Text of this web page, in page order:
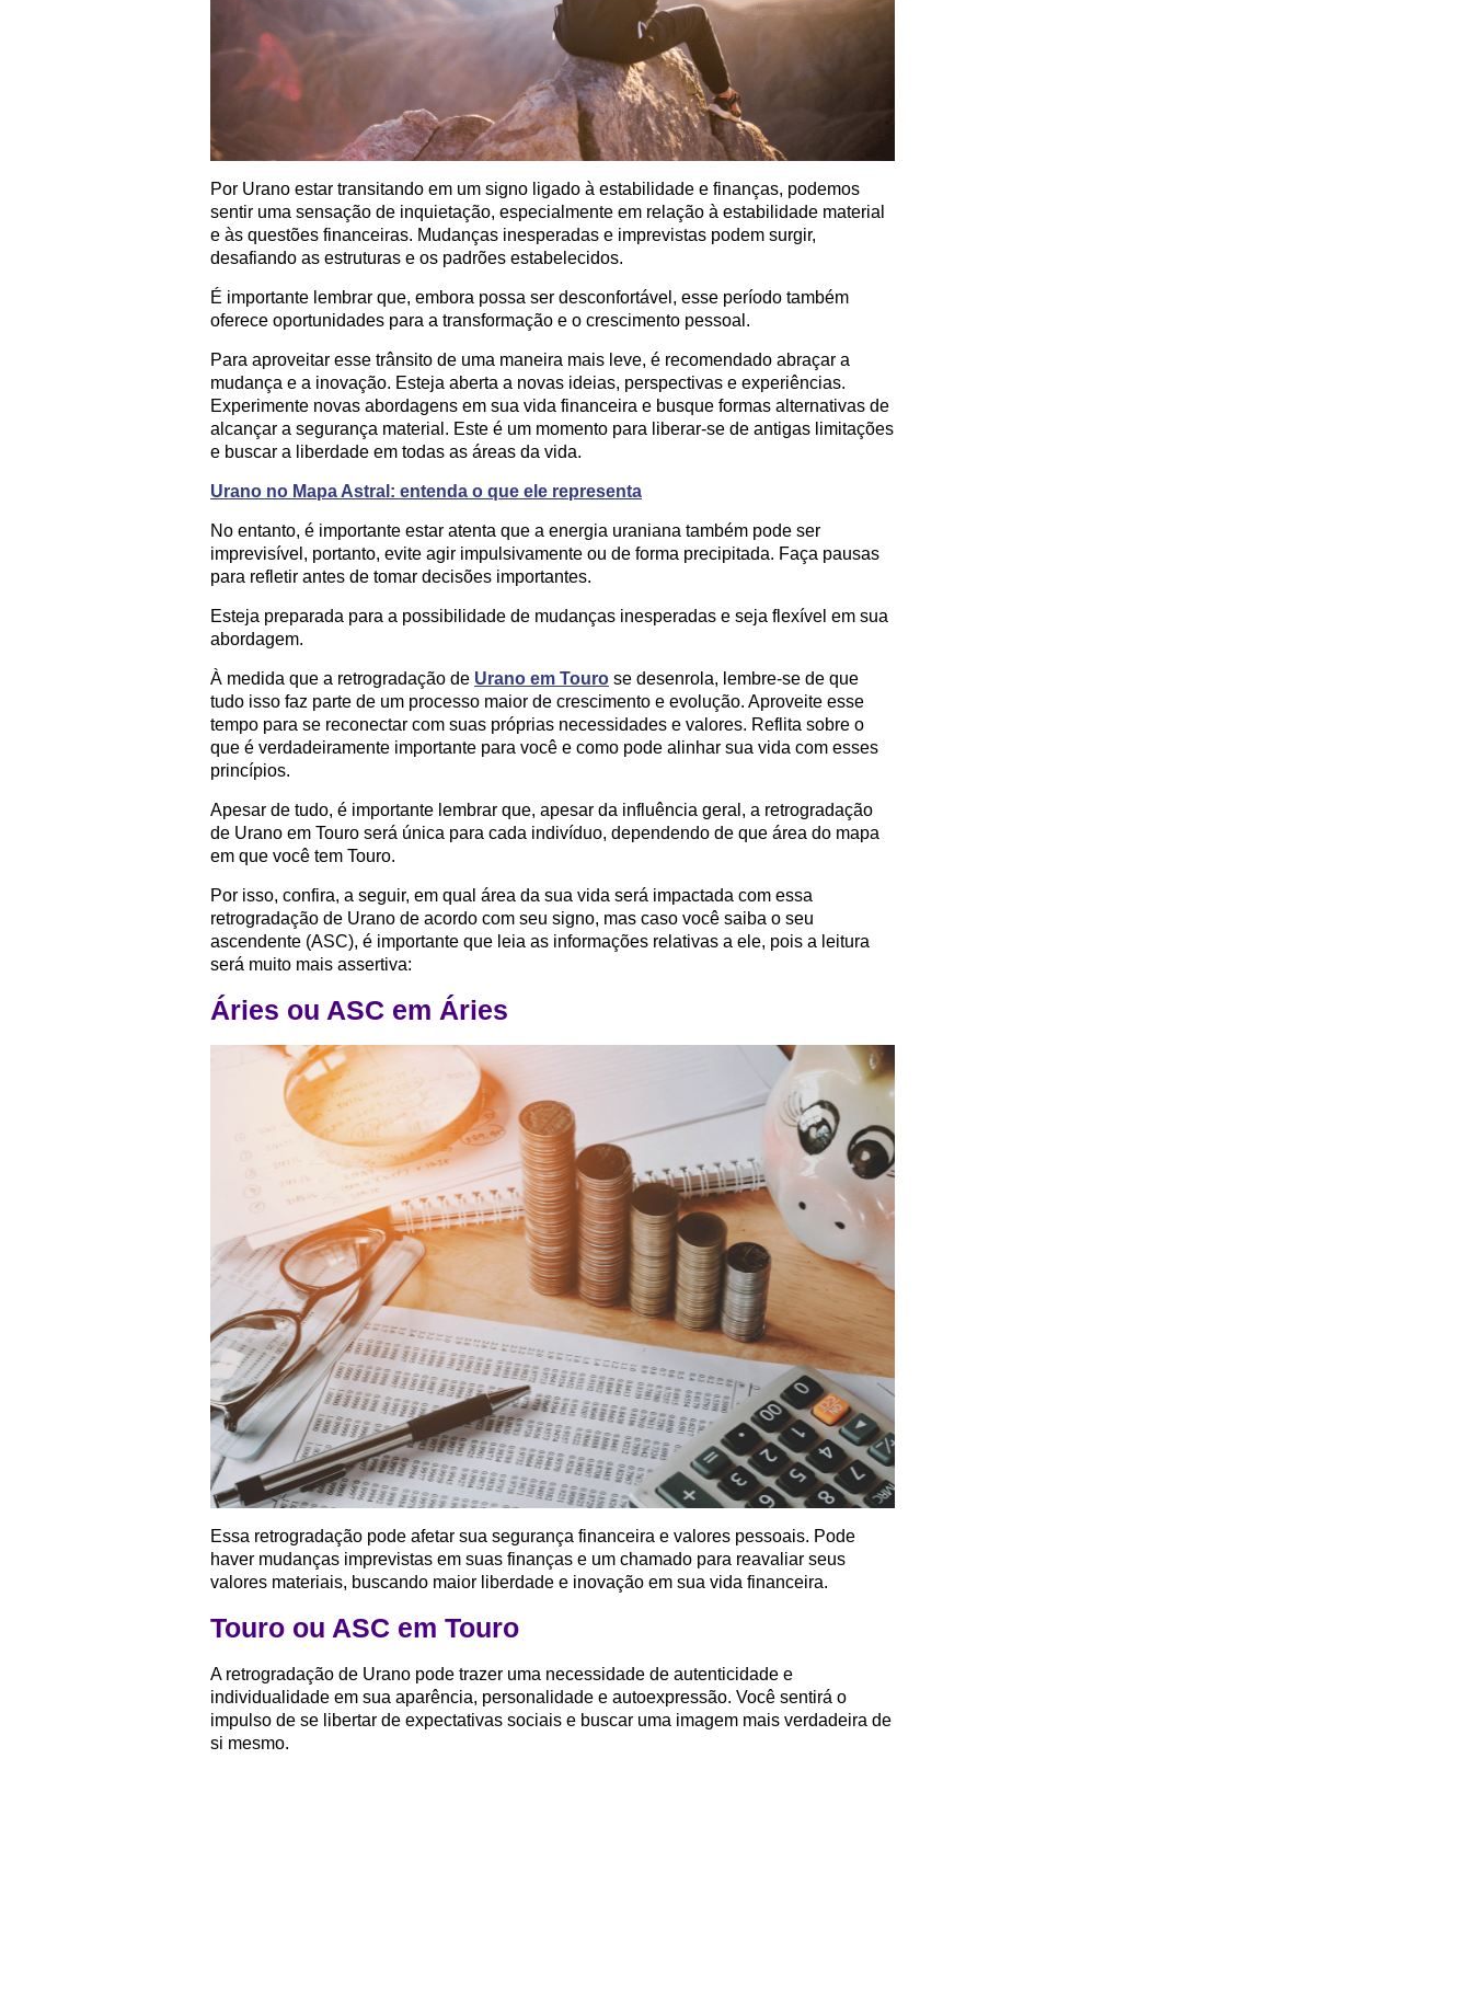
Por Urano estar transitando em um signo ligado à estabilidade e finanças, podemos
sentir uma sensação de inquietação, especialmente em relação à estabilidade material
e às questões financeiras. Mudanças inesperadas e imprevistas podem surgir,
desafiando as estruturas e os padrões estabelecidos.
É importante lembrar que, embora possa ser desconfortável, esse período também
oferece oportunidades para a transformação e o crescimento pessoal.
Para aproveitar esse trânsito de uma maneira mais leve, é recomendado abraçar a
mudança e a inovação. Esteja aberta a novas ideias, perspectivas e experiências.
Experimente novas abordagens em sua vida financeira e busque formas alternativas de
alcançar a segurança material. Este é um momento para liberar-se de antigas limitações
e buscar a liberdade em todas as áreas da vida.
Urano no Mapa Astral: entenda o que ele representa
No entanto, é importante estar atenta que a energia uraniana também pode ser
imprevisível, portanto, evite agir impulsivamente ou de forma precipitada. Faça pausas
para refletir antes de tomar decisões importantes.
Esteja preparada para a possibilidade de mudanças inesperadas e seja flexível em sua
abordagem.
À medida que a retrogradação de Urano em Touro se desenrola, lembre-se de que
tudo isso faz parte de um processo maior de crescimento e evolução. Aproveite esse
tempo para se reconectar com suas próprias necessidades e valores. Reflita sobre o
que é verdadeiramente importante para você e como pode alinhar sua vida com esses
princípios.
Apesar de tudo, é importante lembrar que, apesar da influência geral, a retrogradação
de Urano em Touro será única para cada indivíduo, dependendo de que área do mapa
em que você tem Touro.
Por isso, confira, a seguir, em qual área da sua vida será impactada com essa
retrogradação de Urano de acordo com seu signo, mas caso você saiba o seu
ascendente (ASC), é importante que leia as informações relativas a ele, pois a leitura
será muito mais assertiva:
Áries ou ASC em Áries
Essa retrogradação pode afetar sua segurança financeira e valores pessoais. Pode
haver mudanças imprevistas em suas finanças e um chamado para reavaliar seus
valores materiais, buscando maior liberdade e inovação em sua vida financeira.
Touro ou ASC em Touro
A retrogradação de Urano pode trazer uma necessidade de autenticidade e
individualidade em sua aparência, personalidade e autoexpressão. Você sentirá o
impulso de se libertar de expectativas sociais e buscar uma imagem mais verdadeira de
si mesmo.